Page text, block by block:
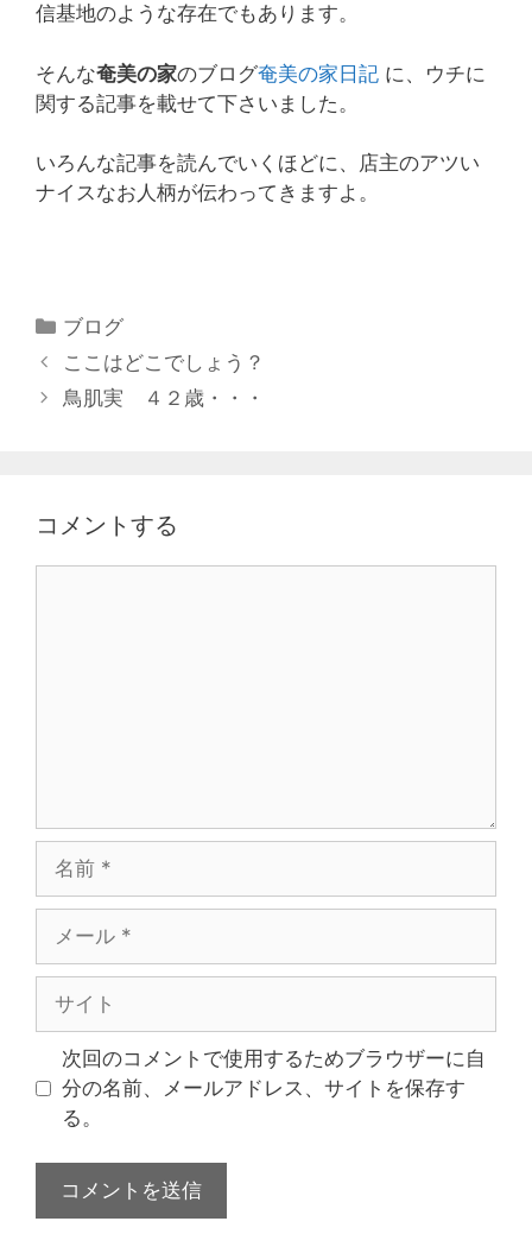
信基地のような存在でもあります。
そんな奄美の家のブログ奄美の家日記 に、ウチに
関する記事を載せて下さいました。
いろんな記事を読んでいくほどに、店主のアツい
ナイスなお人柄が伝わってきますよ。
ブログ
ここはどこでしょう？
鳥肌実 ４２歳・・・
コメントする
次回のコメントで使用するためブラウザーに自
分の名前、メールアドレス、サイトを保存す
る。